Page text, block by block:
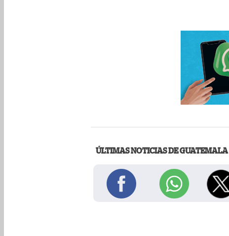
ÚLTIMAS NOTICIAS DE GUATEMALA